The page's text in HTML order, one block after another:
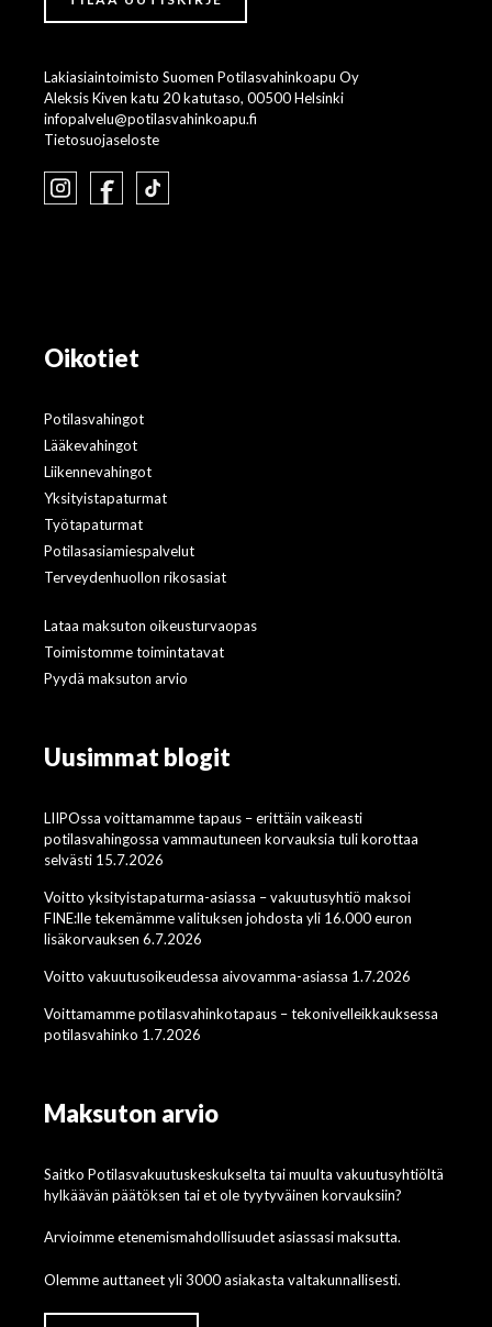
Lakiasiaintoimisto Suomen Potilasvahinkoapu Oy
Aleksis Kiven katu 20 katutaso, 00500 Helsinki
infopalvelu@potilasvahinkoapu.fi
Tietosuojaseloste
Oikotiet
Potilasvahingot
Lääkevahingot
Liikennevahingot
Yksityistapaturmat
Työtapaturmat
Potilasasiamiespalvelut
Terveydenhuollon rikosasiat
Lataa maksuton oikeusturvaopas
Toimistomme toimintatavat
Pyydä maksuton arvio
Uusimmat blogit
LIIPOssa voittamamme tapaus – erittäin vaikeasti
potilasvahingossa vammautuneen korvauksia tuli korottaa
selvästi 15.7.2026
Voitto yksityistapaturma-asiassa – vakuutusyhtiö maksoi
FINE:lle tekemämme valituksen johdosta yli 16.000 euron
lisäkorvauksen 6.7.2026
Voitto vakuutusoikeudessa aivovamma-asiassa 1.7.2026
Voittamamme potilasvahinkotapaus – tekonivelleikkauksessa
potilasvahinko 1.7.2026
Maksuton arvio
Saitko Potilasvakuutuskeskukselta tai muulta vakuutusyhtiöltä
hylkäävän päätöksen tai et ole tyytyväinen korvauksiin?
Arvioimme etenemismahdollisuudet asiassasi maksutta.
Olemme auttaneet yli 3000 asiakasta valtakunnallisesti.